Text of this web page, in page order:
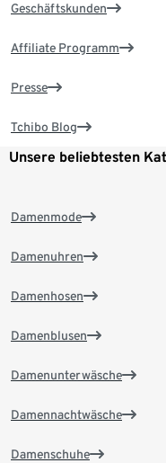
Geschäftskunden
Affiliate Programm
Presse
Tchibo Blog
Unsere beliebtesten
Damenmode
Damenuhren
Damenhosen
Damenblusen
Damenunterwäsche
Damennachtwäsche
Damenschuhe